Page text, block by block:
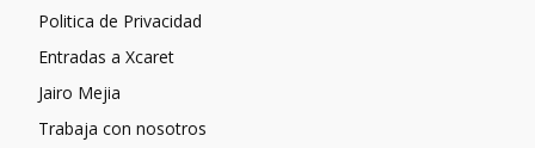
Politica de Privacidad
Entradas a Xcaret
Jairo Mejia
Trabaja con nosotros